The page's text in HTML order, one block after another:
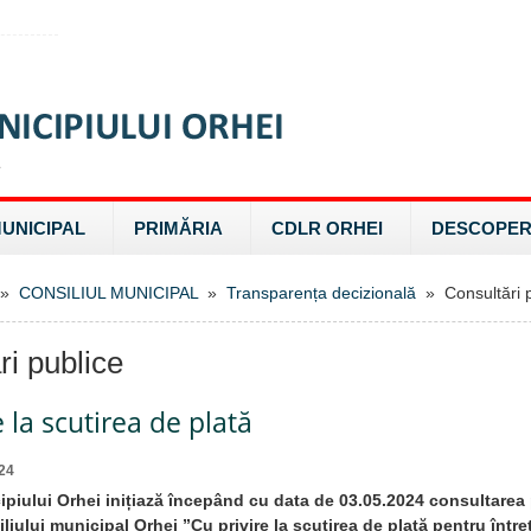
PRIMĂRIA CDLR ORHEI
CONSILIUL MUNICIPAL » Transparența decizională » Consultări
publice
la scutirea de plată
Orhei inițiază începând cu data de 03.05.2024
municipal Orhei ”Cu privire la scutirea de plată pentru